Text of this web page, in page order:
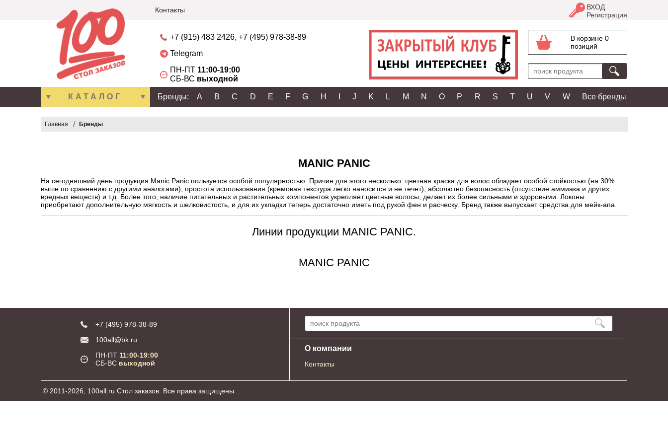
Контакты
ВХОД
Регистрация
В корзине 0
позиций
+7 (915) 483 2426, +7 (495) 978-38-89
Telegram
ПН-ПТ 11:00-19:00
СБ-ВС выходной
КАТАЛОГ Бренды: A B C D E F G H J K L M N O P R S T U V W Все бренды
Главная Бренды
MANIC PANIC
На сегодняшний день продукция Manic Panic пользуется особой популярностью. Причин для этого несколько: цветная краска для волос обладает особой стойкостью (на 30%
выше по сравнению с другими аналогами); простота использования (кремовая текстура легко наносится и не течет); абсолютно безопасность (отсутствие аммиака и других
вредных веществ) и т.д. Более того, наличие питательных и растительных компонентов укрепляет цветные волосы, делает их более сильными и здоровыми. Локоны
приобретают дополнительную мягкость и шелковистость, и для их укладки теперь достаточно иметь под рукой фен и расческу. Бренд также выпускает средства для мейк-апа.
Линии продукции MANIC PANIC.
MANIC PANIC
+7 (495) 978-38-89
100all@bk.ru
ПН-ПТ 11:00-19:00
СБ-ВС выходной
Поиск по сайту:
О компании
Контакты
© 2011-2026, 100all.ru Стол заказов. Все права защищены.